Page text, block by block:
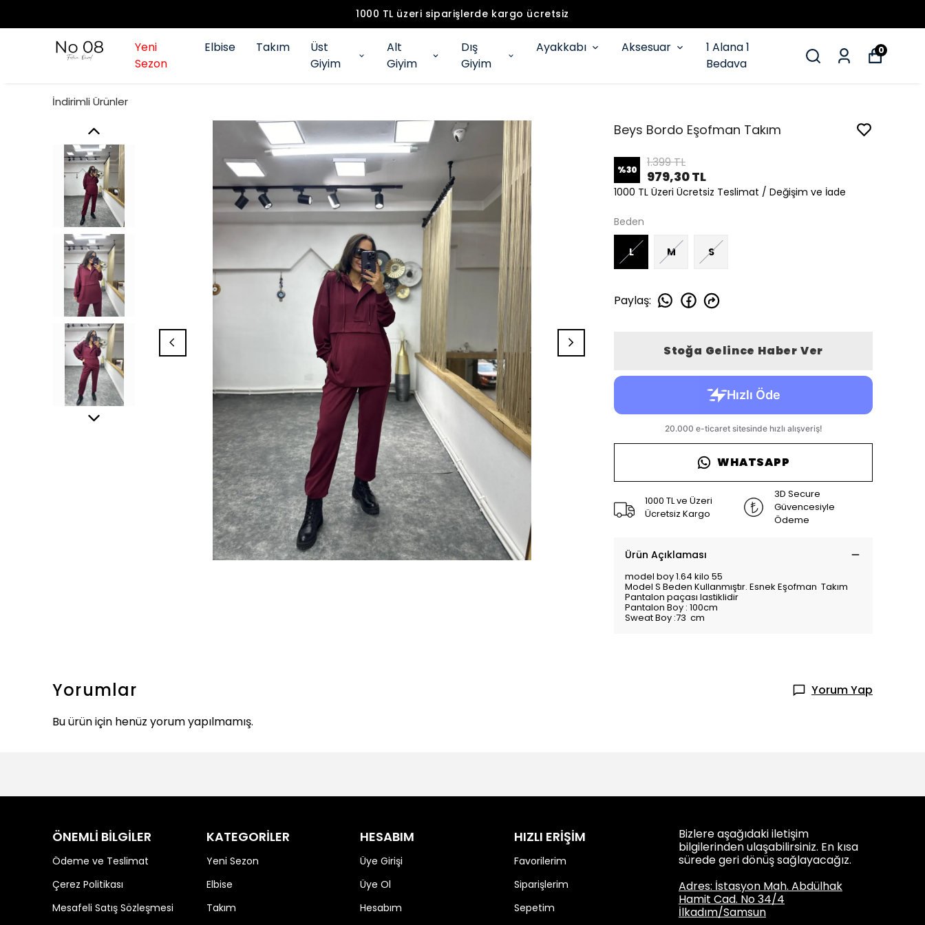
1000 TL üzeri siparişlerde kargo ücretsiz
Yeni
Sezon
Elbise Takım
Üst
Giyim
Alt
Giyim
Dış
Giyim
Ayakkabı Aksesuar
1 Alana 1
Bedava
0
İndirimli Ürünler
Beys Bordo Eşofman Takım
%30 1.399 TL
979,30 TL
1000 TL Üzeri Ücretsiz Teslimat / Değişim ve İade
Beden
L M S
Paylaş:
Stoğa Gelince Haber Ver
WHATSAPP
1000 TL ve Üzeri
Ücretsiz Kargo
3D Secure
Güvencesiyle
Ödeme
Ürün Açıklaması
model boy 1.64 kilo 55
Model S Beden Kullanmıştır. Esnek Eşofman Takım
Pantalon paçası lastiklidir
Pantalon Boy : 100cm
Sweat Boy :73 cm
Yorumlar
Yorum Yap
Bu ürün için henüz yorum yapılmamış.
ÖNEMLİ BİLGİLER
Ödeme ve Teslimat
Çerez Politikası
Mesafeli Satış Sözleşmesi
KATEGORİLER
Yeni Sezon
Elbise
Takım
HESABIM
Üye Girişi
Üye Ol
Hesabım
HIZLI ERİŞİM
Favorilerim
Siparişlerim
Sepetim
Bizlere aşağıdaki iletişim
bilgilerinden ulaşabilirsiniz. En kısa
sürede geri dönüş sağlayacağız.
Adres: İstasyon Mah. Abdülhak
Hamit Cad. No 34/4
İlkadım/Samsun